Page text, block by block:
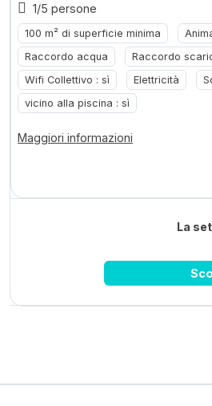
1/5 persone
100 m² di superficie minima
Raccordo acqua
Raccordo
Wifi Collettivo : sì
Elettricità
vicino alla piscina : sì
Maggiori informazioni
La